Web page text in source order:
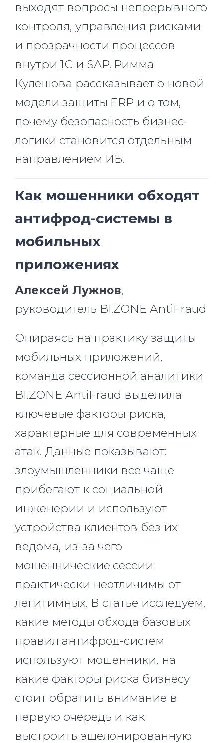
выходят вопросы непрерывного
контроля, управления рисками
и прозрачности процессов
внутри 1С и SAP. Римма
Кулешова рассказывает о новой
модели защиты ERP и о том,
почему безопасность бизнес-
логики становится отдельным
направлением ИБ.
Как мошенники обходят
антифрод-системы в
мобильных
приложениях
Алексей Лужнов,
руководитель BI.ZONE AntiFraud
Опираясь на практику защиты
мобильных приложений,
команда сессионной аналитики
BI.ZONE AntiFraud выделила
ключевые факторы риска,
характерные для современных
атак. Данные показывают:
злоумышленники все чаще
прибегают к социальной
инженерии и используют
устройства клиентов без их
ведома, из-за чего
мошеннические сессии
практически неотличимы от
легитимных. В статье исследуем,
какие методы обхода базовых
правил антифрод-систем
используют мошенники, на
какие факторы риска бизнесу
стоит обратить внимание в
первую очередь и как
выстроить эшелонированную